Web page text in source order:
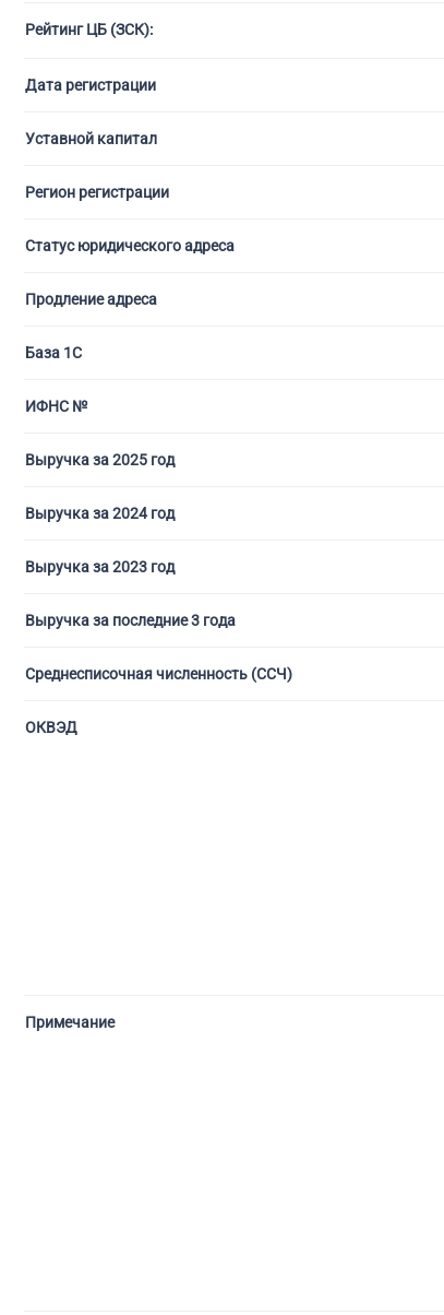
Рейтинг ЦБ (ЗСК):
Дата регистрации
Уставной капитал
Регион регистрации
Статус юридического адреса
Продление адреса
База 1С
ИФНС №
Выручка за 2025 год
Выручка за 2024 год
Выручка за 2023 год
Выручка за последние 3 года
Среднесписочная численность (ССЧ)
ОКВЭД
Примечание